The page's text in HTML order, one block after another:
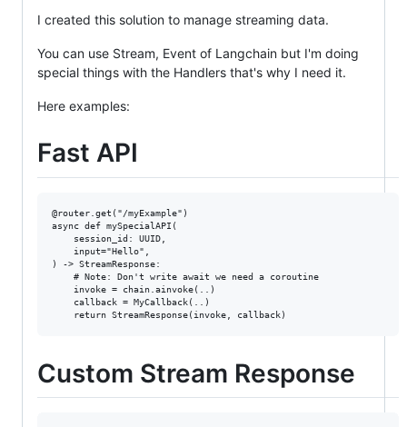
I created this solution to manage streaming data.
You can use Stream, Event of Langchain but I'm doing
special things with the Handlers that's why I need it.
Here examples:
Fast API
@router.get("/myExample")
async def mySpecialAPI(
    session_id: UUID,
    input="Hello",
) -> StreamResponse:
    # Note: Don't write await we need a coroutine
    invoke = chain.ainvoke(..)
    callback = MyCallback(..)
Custom Stream Response